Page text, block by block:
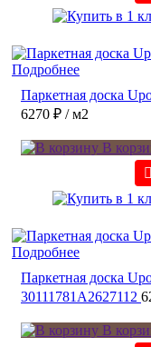
Подробнее
Паркетная доска
6270 ₽ / м2
В
Подробнее
Паркетная доска
30111781A2627112
В